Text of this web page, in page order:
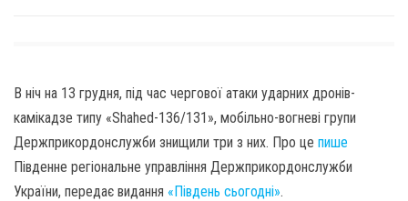
В ніч на 13 грудня, під час чергової атаки ударних дронів-
камікадзе типу «Shahed-136/131», мобільно-вогневі групи
Держприкордонслужби знищили три з них. Про це пише
Південне регіональне управління Держприкордонслужби
України, передає видання «Південь сьогодні».